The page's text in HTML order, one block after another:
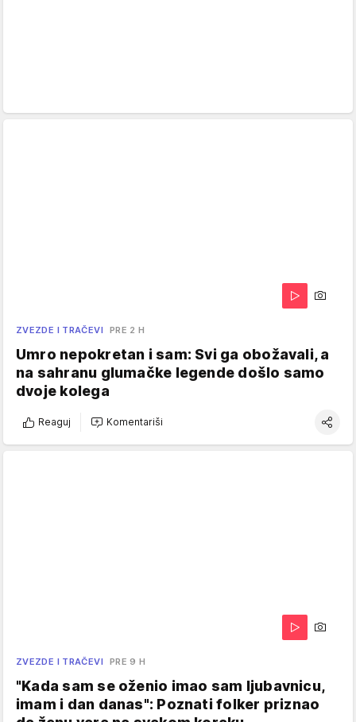
ZVEZDE I TRAČEVI PRE 2 H
Umro nepokretan i sam: Svi ga obožavali, a
na sahranu glumačke legende došlo samo
dvoje kolega
Reaguj Komentariši
ZVEZDE I TRAČEVI PRE 9 H
"Kada sam se oženio imao sam ljubavnicu,
imam i dan danas": Poznati folker priznao